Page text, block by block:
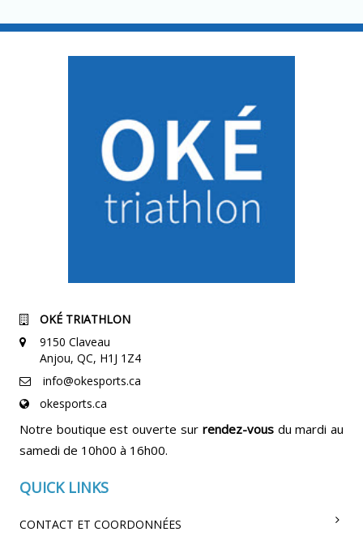
OKÉ TRIATHLON
9150 Claveau
Anjou, QC, H1J 1Z4
info@okesports.ca
okesports.ca
Notre boutique est ouverte sur rendez-vousdu mardi au
samedi de 10h00 à 16h00.
QUICK LINKS
CONTACT ET COORDONNÉES